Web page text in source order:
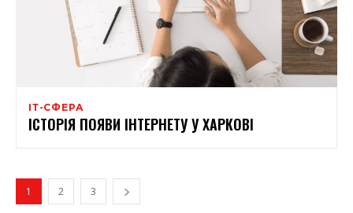
ІТ-СФЕРА
ІСТОРІЯ ПОЯВИ ІНТЕРНЕТУ У ХАРКОВІ
1 2 3